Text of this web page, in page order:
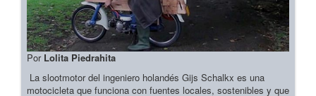
Por Lolita Piedrahita
La slootmotor del ingeniero holandés Gijs Schalkx es una
motocicleta que funciona con fuentes locales, sostenibles y que